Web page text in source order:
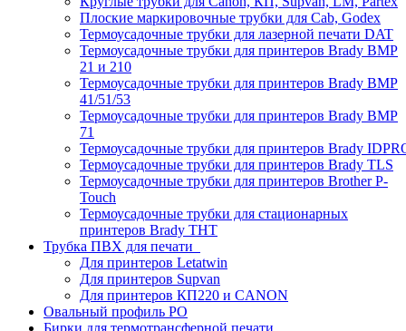
Плоские маркировочные трубки для Cab, Godex
Термоусадочные трубки для лазерной печати DAT
Термоусадочные трубки для принтеров Brady BMP
21 и 210
Термоусадочные трубки для принтеров Brady BMP
41/51/53
Термоусадочные трубки для принтеров Brady BMP
71
Термоусадочные трубки для принтеров Brady
Термоусадочные трубки для принтеров Brady TLS
Термоусадочные трубки для принтеров Brother P-
Touch
Термоусадочные трубки для стационарных
принтеров Brady THT
Трубка ПВХ для печати
Для принтеров Letatwin
Для принтеров Supvan
Для принтеров КП220 и CANON
Овальный профиль PO
Бирки для термотрансферной печати